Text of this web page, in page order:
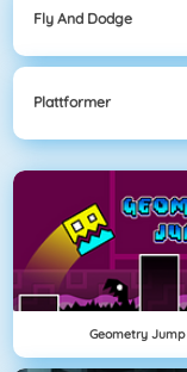
Fly And Dodge
Plattformer
Geometry Jump